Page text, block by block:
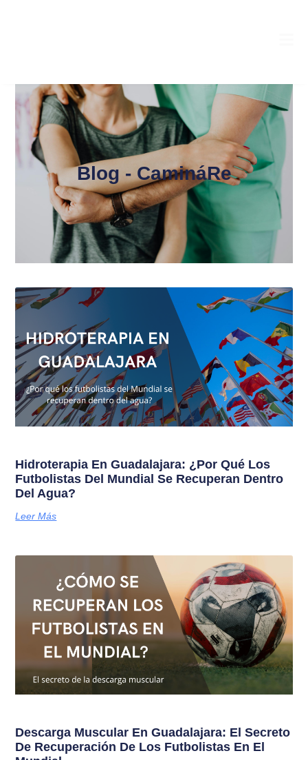
Blog - CamináRe
Hidroterapia En Guadalajara: ¿Por Qué Los
Futbolistas Del Mundial Se Recuperan Dentro
Del Agua?
Leer Más
Descarga Muscular En Guadalajara: El Secreto
De Recuperación De Los Futbolistas En El